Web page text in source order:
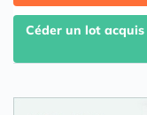
Céder un lot